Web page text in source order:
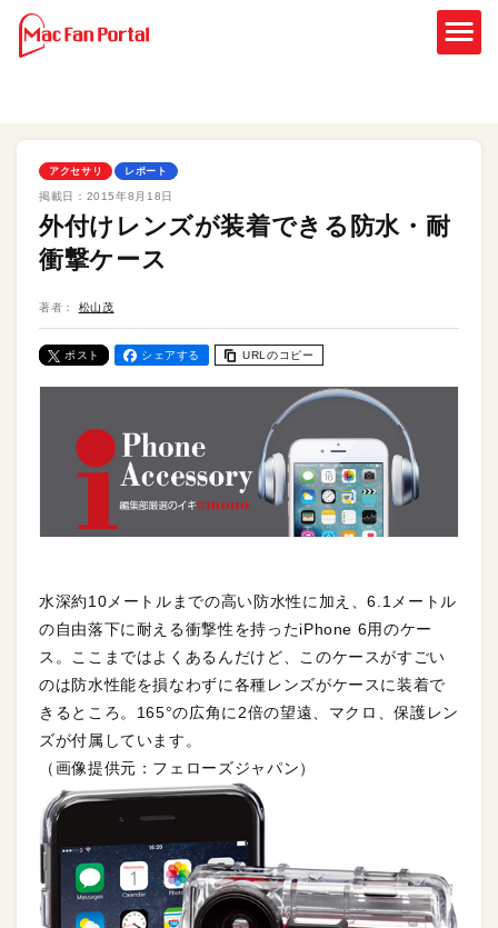
アクセサリ レポート
掲載日： 2015年8月18日
外付けレンズが装着できる防水・耐
衝撃ケース
著者： 松山茂
ポスト シェアする URLのコピー
水深約10メートルまでの高い防水性に加え、6.1メートル
の自由落下に耐える衝撃性を持ったiPhone 6用のケー
ス。ここまではよくあるんだけど、このケースがすごい
のは防水性能を損なわずに各種レンズがケースに装着で
きるところ。165°の広角に2倍の望遠、マクロ、保護レン
ズが付属しています。
（画像提供元：フェローズジャパン）